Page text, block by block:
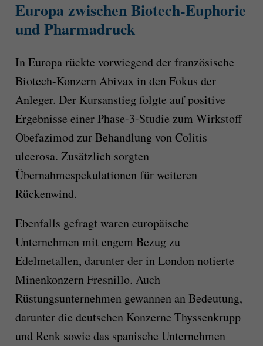
Europa zwischen Biotech-Euphorie
und Pharmadruck
In Europa rückte vorwiegend der französische
Biotech-Konzern Abivax in den Fokus der
Anleger. Der Kursanstieg folgte auf positive
Ergebnisse einer Phase-3-Studie zum Wirkstoff
Obefazimod zur Behandlung von Colitis
ulcerosa. Zusätzlich sorgten
Übernahmespekulationen für weiteren
Rückenwind.
Ebenfalls gefragt waren europäische
Unternehmen mit engem Bezug zu
Edelmetallen, darunter der in London notierte
Minenkonzern Fresnillo. Auch
Rüstungsunternehmen gewannen an Bedeutung,
darunter die deutschen Konzerne Thyssenkrupp
und Renk sowie das spanische Unternehmen